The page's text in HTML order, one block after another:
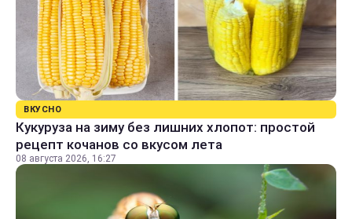
ВКУСНО
Кукуруза на зиму без лишних хлопот: простой
рецепт кочанов со вкусом лета
08 августа 2026, 16:27